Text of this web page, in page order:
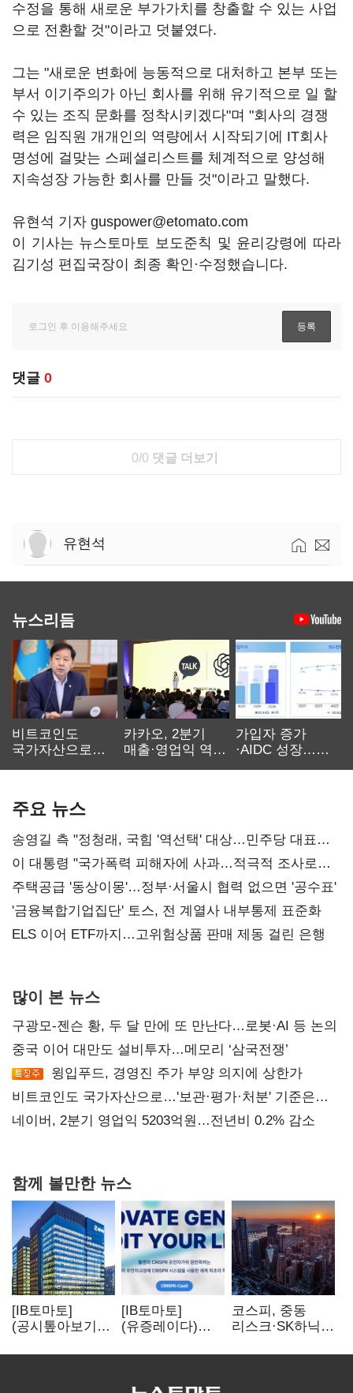
수정을 통해 새로운 부가가치를 창출할 수 있는 사업
으로 전환할 것"이라고 덧붙였다.
그는 "새로운 변화에 능동적으로 대처하고 본부 또는
부서 이기주의가 아닌 회사를 위해 유기적으로 일 할
수 있는 조직 문화를 정착시키겠다"며 "회사의 경쟁
력은 임직원 개개인의 역량에서 시작되기에 IT회사
명성에 걸맞는 스페셜리스트를 체계적으로 양성해
지속성장 가능한 회사를 만들 것"이라고 말했다.
유현석 기자 guspower@etomato.com
이 기사는 뉴스토마토 보도준칙 및 윤리강령에 따라
김기성 편집국장이 최종 확인·수정했습니다.
댓글 0
0/0 댓글 더보기
유현석
뉴스리듬
비트코인도
국가자산으로…'
카카오, 2분기
매출·영업익 역대
가입자 증가
·AIDC 성장…
주요 뉴스
송영길 측 "정청래, 국힘 '역선택' 대상…민주당 대표로
총선 지휘 못해"
이 대통령 "국가폭력 피해자에 사과…적극적 조사로
진실 밝혀야"
주택공급 '동상이몽'…정부·서울시 협력 없으면 '공수표'
'금융복합기업집단' 토스, 전 계열사 내부통제 표준화
ELS 이어 ETF까지…고위험상품 판매 제동 걸린 은행
많이 본 뉴스
구광모-젠슨 황, 두 달 만에 또 만난다…로봇·AI 등 논의
중국 이어 대만도 설비투자…메모리 ‘삼국전쟁’
윙입푸드, 경영진 주가 부양 의지에 상한가
비트코인도 국가자산으로…'보관·평가·처분' 기준은
숙제
네이버, 2분기 영업익 5203억원…전년비 0.2% 감소
함께 볼만한 뉴스
[IB토마토]
(공시톺아보기)
바로 매출로
[IB토마토]
(유증레이다)
3분의 1 토막…
비용부터 챙긴다
코스피, 중동
리스크·SK하닉
뒷걸음